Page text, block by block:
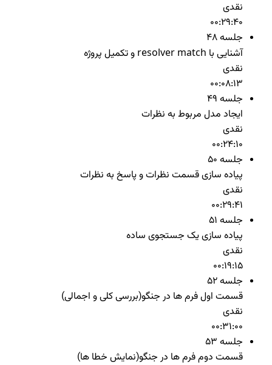
نقدی
00:29:40
جلسه 48
آشنایی با resolver match و تکمیل پروژه
نقدی
00:08:13
جلسه 49
ایجاد مدل مربوط به نظرات
نقدی
00:24:10
جلسه 50
پیاده سازی قسمت نظرات و پاسخ به نظرات
نقدی
00:29:41
جلسه 51
پیاده سازی یک جستجوی ساده
نقدی
00:19:15
جلسه 52
قسمت اول فرم ها در جنگو(بررسی کلی و اجمالی)
نقدی
00:31:00
جلسه 53
قسمت دوم فرم ها در جنگو(نمایش خطا ها)